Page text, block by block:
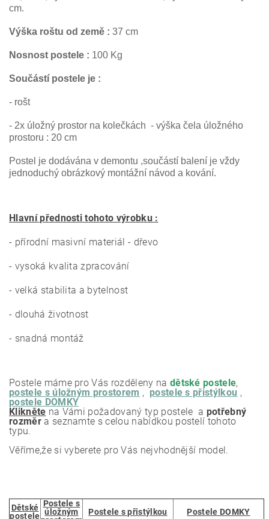
cm.
Výška roštu od země : 37 cm
Nosnost postele : 100 Kg
Součástí postele je :
- rošt
- 2x úložný prostor na kolečkách - výška čela úložného
prostoru : 20 cm
Postel je dodávána v demontu ,součástí balení je vždy
jednoduchý obrázkový montážní návod a kování.
Hlavní přednosti tohoto výrobku :
- přírodní masivní materiál - dřevo
- vysoká kvalita zpracování
- velká stabilita a bytelnost
- dlouhá životnost
- snadná montáž
Postele máme pro Vás rozděleny na dětské postele,
postele s úložným prostorem , postele s přistýlkou ,
postele DOMKY
Klikněte na Vámi požadovaný typ postele a potřebný
rozměra seznamte s celou nabídkou postelí tohoto
typu.
Věříme,že si vyberete pro Vás nejvhodnější model.
Dětské
postele
Postele s
úložným
Postele s přistýlkou Postele DOMKY